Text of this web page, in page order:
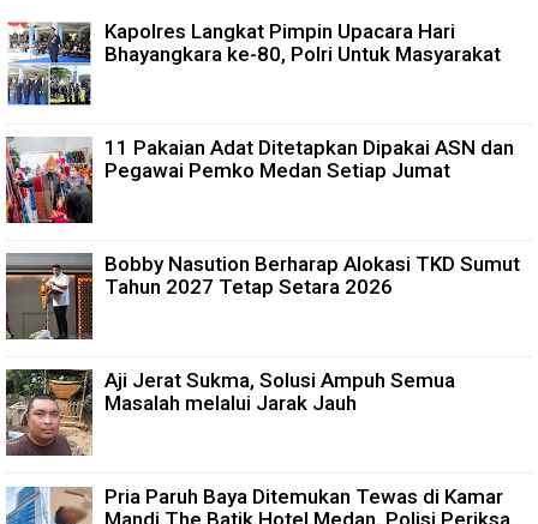
Kapolres Langkat Pimpin Upacara Hari
Bhayangkara ke-80, Polri Untuk Masyarakat
11 Pakaian Adat Ditetapkan Dipakai ASN dan
Pegawai Pemko Medan Setiap Jumat
Bobby Nasution Berharap Alokasi TKD Sumut
Tahun 2027 Tetap Setara 2026
Aji Jerat Sukma, Solusi Ampuh Semua
Masalah melalui Jarak Jauh
Pria Paruh Baya Ditemukan Tewas di Kamar